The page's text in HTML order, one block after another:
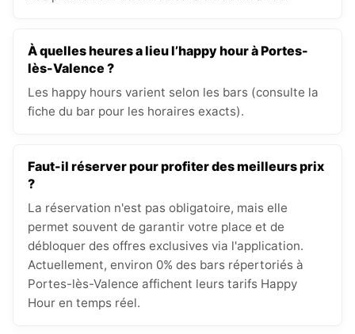
À quelles heures a lieu l’happy hour à Portes-
lès-Valence ?
Les happy hours varient selon les bars (consulte la
fiche du bar pour les horaires exacts).
Faut-il réserver pour profiter des meilleurs prix
?
La réservation n'est pas obligatoire, mais elle
permet souvent de garantir votre place et de
débloquer des offres exclusives via l'application.
Actuellement, environ 0% des bars répertoriés à
Portes-lès-Valence affichent leurs tarifs Happy
Hour en temps réel.